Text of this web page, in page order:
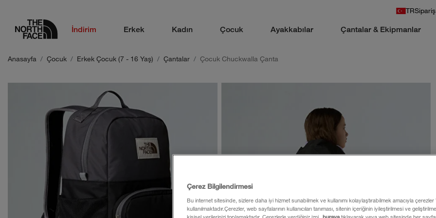
TR
logoİndirim Erkek Kadın Çocuk Ayakkabılar Çantalar & Ekipmanlar
Anasayfa Çocuk Erkek Çocuk (7 - 16 Yaş) Çantalar Çocuk Chuckwalla Çanta
Çerez Bilgilendirmesi
Bu internet sitesinde, sizlere daha iyi hizmet sunabilmek ve kullanımı kolaylaştırabilmek amacıyla çerezler
kullanılmaktadır.Çerezler, web sayfalarının kullanıcıları tanıması, sitenin içeriğinin iyileştirilmesi ve
kişisel verilerinizi toplamaktadır. Çerezlerle verdiğiniz izni
tıklayarak veya web sitesinde her